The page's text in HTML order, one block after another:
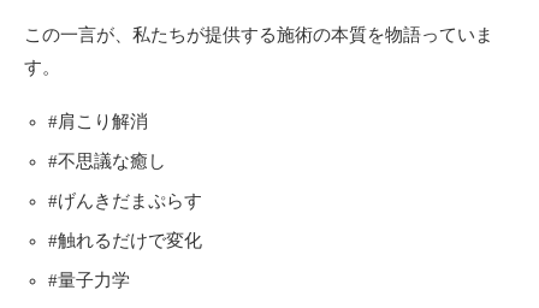
この一言が、私たちが提供する施術の本質を物語っていま
す。
#肩こり解消
#不思議な癒し
#げんきだまぷらす
#触れるだけで変化
#量子力学